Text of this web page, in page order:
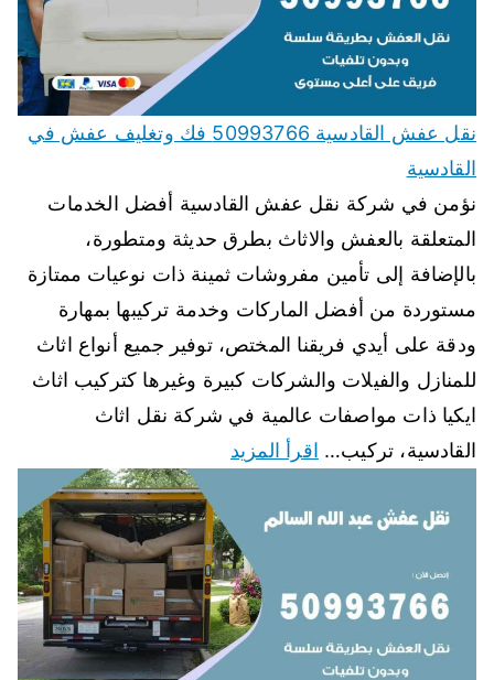
نقل عفش القادسية 50993766 فك وتغليف عفش في
القادسية
نؤمن في شركة نقل عفش القادسية أفضل الخدمات
المتعلقة بالعفش والاثاث بطرق حديثة ومتطورة،
بالإضافة إلى تأمين مفروشات ثمينة ذات نوعيات ممتازة
مستوردة من أفضل الماركات وخدمة تركيبها بمهارة
ودقة على أيدي فريقنا المختص، توفير جميع أنواع اثاث
للمنازل والفيلات والشركات كبيرة وغيرها كتركيب اثاث
ايكيا ذات مواصفات عالمية في شركة نقل اثاث
القادسية، تركيب… اقرأ المزيد